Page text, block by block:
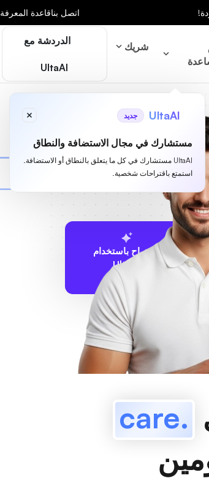
اتصل بناقاعدة المعرفة
شريك الدردشة مع
UltaAI
UltaAI جديد
مستشارك في مجال الاستضافة والنطاق
UltaAI مستشارك في كل ما يتعلق بالنطاق أو الاستضافة.
استمتع باقتراحات شخصية.
الاقتراح باستخدام
UltaAI
.care